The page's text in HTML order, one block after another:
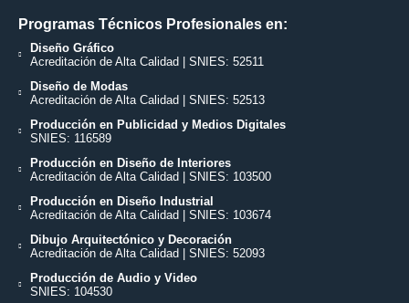
Programas Técnicos Profesionales en:
Diseño Gráfico
Acreditación de Alta Calidad | SNIES: 52511
Diseño de Modas
Acreditación de Alta Calidad | SNIES: 52513
Producción en Publicidad y Medios Digitales
SNIES: 116589
Producción en Diseño de Interiores
Acreditación de Alta Calidad | SNIES: 103500
Producción en Diseño Industrial
Acreditación de Alta Calidad | SNIES: 103674
Dibujo Arquitectónico y Decoración
Acreditación de Alta Calidad | SNIES: 52093
Producción de Audio y Video
SNIES: 104530